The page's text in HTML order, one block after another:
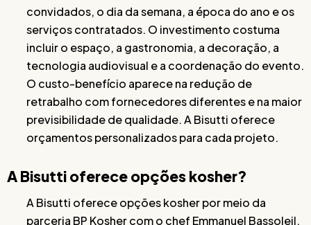
convidados, o dia da semana, a época do ano e os
serviços contratados. O investimento costuma
incluir o espaço, a gastronomia, a decoração, a
tecnologia audiovisual e a coordenação do evento.
O custo-benefício aparece na redução de
retrabalho com fornecedores diferentes e na maior
previsibilidade de qualidade. A Bisutti oferece
orçamentos personalizados para cada projeto.
A Bisutti oferece opções kosher?
A Bisutti oferece opções kosher por meio da
parceria BP Kosher com o chef Emmanuel Bassoleil.